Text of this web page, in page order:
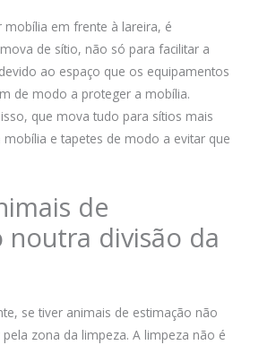
mobília em frente à lareira, é
de sítio, não só para facilitar a
ao espaço que os equipamentos
de modo a proteger a mobília.
que mova tudo para sítios mais
mobília e tapetes de modo a evitar que
de
noutra divisão da
se tiver animais de estimação não
zona da limpeza. A limpeza não é